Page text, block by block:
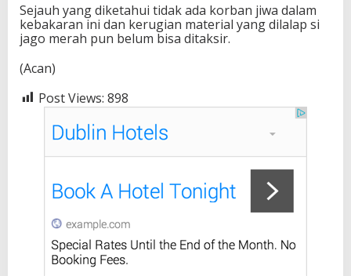
Sejauh yang diketahui tidak ada korban jiwa dalam
kebakaran ini dan kerugian material yang dilalap si
jago merah pun belum bisa ditaksir.
(Acan)
Post Views: 898